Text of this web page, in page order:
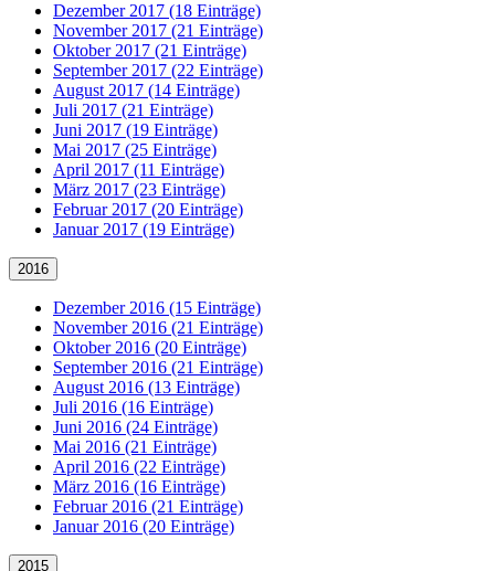
Dezember 2017 (18 Einträge)
November 2017 (21 Einträge)
Oktober 2017 (21 Einträge)
September 2017 (22 Einträge)
August 2017 (14 Einträge)
Juli 2017 (21 Einträge)
Juni 2017 (19 Einträge)
Mai 2017 (25 Einträge)
April 2017 (11 Einträge)
März 2017 (23 Einträge)
Februar 2017 (20 Einträge)
Januar 2017 (19 Einträge)
2016
Dezember 2016 (15 Einträge)
November 2016 (21 Einträge)
Oktober 2016 (20 Einträge)
September 2016 (21 Einträge)
August 2016 (13 Einträge)
Juli 2016 (16 Einträge)
Juni 2016 (24 Einträge)
Mai 2016 (21 Einträge)
April 2016 (22 Einträge)
März 2016 (16 Einträge)
Februar 2016 (21 Einträge)
Januar 2016 (20 Einträge)
2015